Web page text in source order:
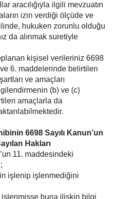
aracılığıyla ilgili mevzuatın
izin verdiği ölçüde ve
hukuken zorunlu olduğu
da alınmak suretiyle
kişisel verileriniz 6698
ve 6. maddelerinde belirtilen
ve amaçları
(b) ve (c)
amaçlarla da
6698 Sayılı Kanun’un
Hakları
11. maddesindeki
işlenip işlenmediğini
işlenmişse buna ilişkin bilgi